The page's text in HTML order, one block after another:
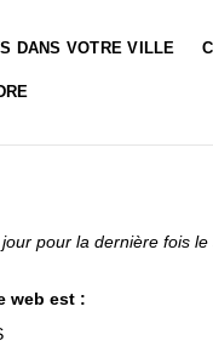
DANS VOTRE VILLE
pour la dernière fois le
web est :